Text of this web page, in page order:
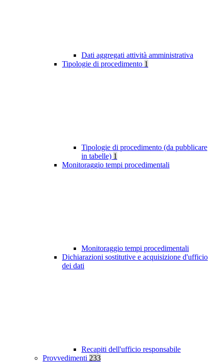
Dati aggregati attività amministrativa
Tipologie di procedimento 1
Tipologie di procedimento (da pubblicare
in tabelle) 1
Monitoraggio tempi procedimentali
Monitoraggio tempi procedimentali
Dichiarazioni sostitutive e acquisizione d'ufficio
dei dati
Recapiti dell'ufficio responsabile
Provvedimenti 233